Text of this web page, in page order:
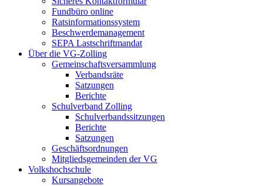
Fundbüro online
Ratsinformationssystem
Beschwerdemanagement
SEPA Lastschriftmandat
Über die VG-Zolling
Gemeinschaftsversammlung
Verbandsräte
Satzungen
Berichte
Schulverband Zolling
Schulverbandssitzungen
Berichte
Satzungen
Geschäftsordnungen
Mitgliedsgemeinden der VG
Volkshochschule
Kursangebote